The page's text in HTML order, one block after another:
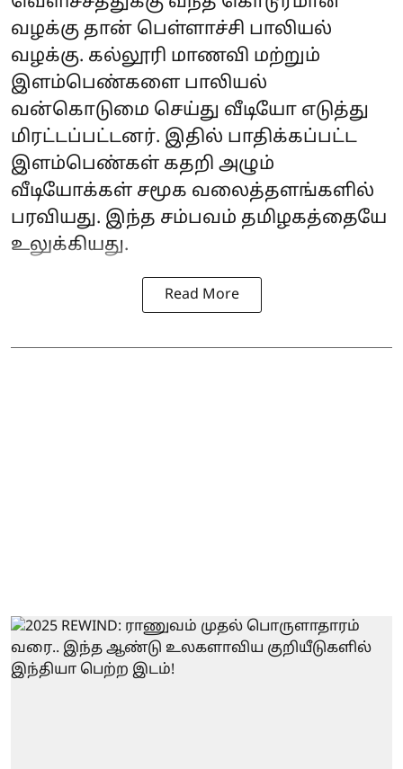
வழக்கு தான் பெள்ளாச்சி பாலியல்
வழக்கு. கல்லூரி மாணவி மற்றும்
இளம்பெண்களை பாலியல்
வன்கொடுமை செய்து வீடியோ எடுத்து
மிரட்டப்பட்டனர். இதில் பாதிக்கப்பட்ட
இளம்பெண்கள் கதறி அழும்
வீடியோக்கள் சமூக வலைத்தளங்களில்
பரவியது. இந்த சம்பவம் தமிழகத்தையே
உலுக்கியது.
Read More